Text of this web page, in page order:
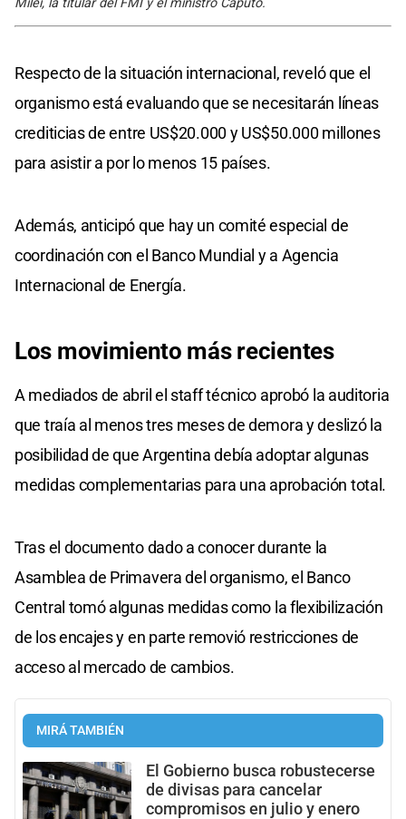
Respecto de la situación internacional, reveló que el
organismo está evaluando que se necesitarán líneas
crediticias de entre US$20.000 y US$50.000 millones
para asistir a por lo menos 15 países.
Además, anticipó que hay un comité especial de
coordinación con el Banco Mundial y a Agencia
Internacional de Energía.
Los movimiento más recientes
A mediados de abril el staff técnico aprobó la auditoria
que traía al menos tres meses de demora y deslizó la
posibilidad de que Argentina debía adoptar algunas
medidas complementarias para una aprobación total.
Tras el documento dado a conocer durante la
Asamblea de Primavera del organismo, el Banco
Central tomó algunas medidas como la flexibilización
de los encajes y en parte removió restricciones de
acceso al mercado de cambios.
MIRÁ TAMBIÉN
El Gobierno busca robustecerse
de divisas para cancelar
compromisos en julio y enero